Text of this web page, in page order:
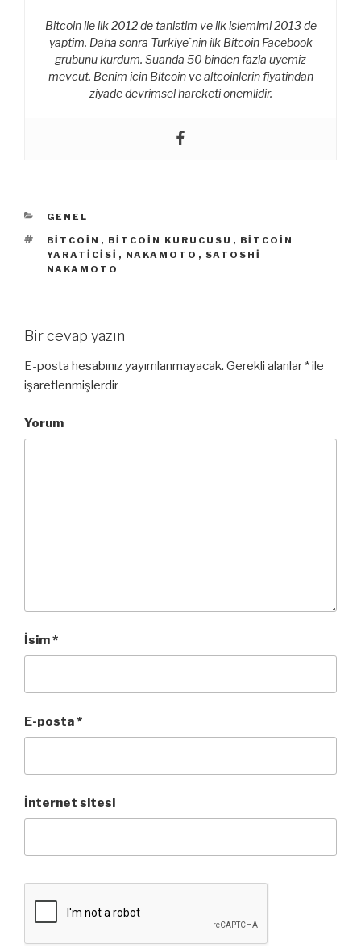
Bitcoin ile ilk 2012 de tanistim ve ilk islemimi 2013 de
yaptim. Daha sonra Turkiye`nin ilk Bitcoin Facebook
grubunu kurdum. Suanda 50 binden fazla uyemiz
mevcut. Benim icin Bitcoin ve altcoinlerin fiyatindan
ziyade devrimsel hareketi onemlidir.
KATEGORILER
GENEL
ETIKETLER
BITCOIN , BITCOIN KURUCUSU , BITCOIN
YARATICISI , NAKAMOTO , SATOSHI
NAKAMOTO
Bir cevap yazın
E-posta hesabınız yayımlanmayacak. Gerekli alanlar *ile
işaretlenmişlerdir
Yorum
İsim*
E-posta*
İnternet sitesi